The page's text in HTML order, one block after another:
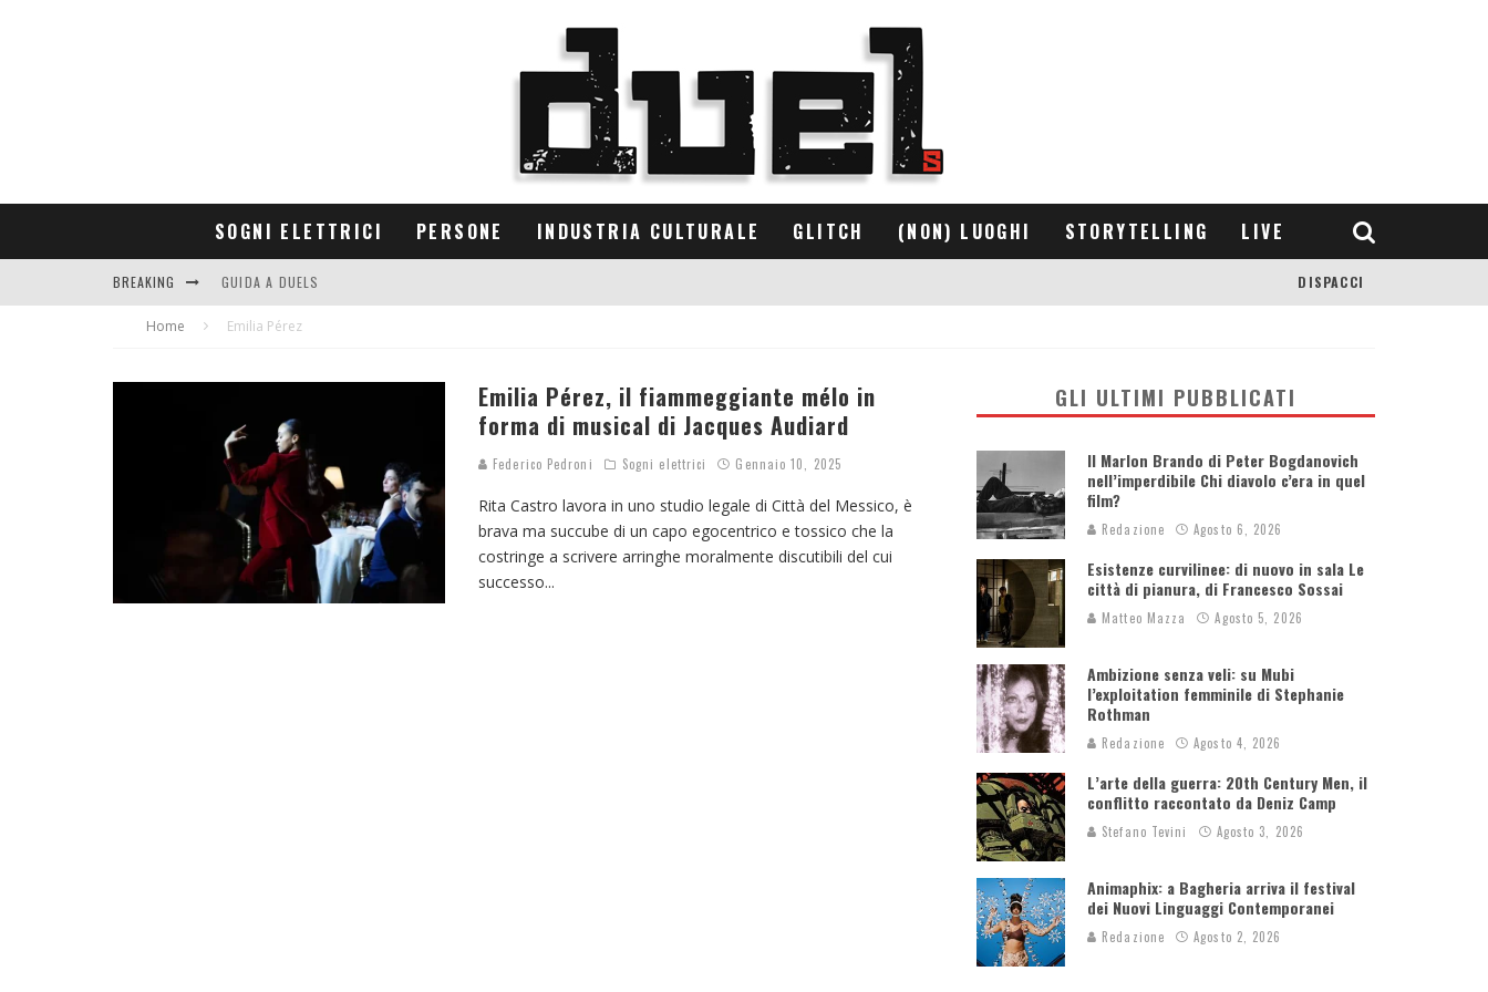
SOGNI ELETTRICI PERSONE INDUSTRIA CULTURALE GLITCH (NON) LUOGHI STORYTELLING LIVE
BREAKING GUIDA A DUELS
CONTRIBUTORS
DISPACCI
Home Emilia Pérez
Emilia Pérez, il fiammeggiante mélo in
forma di musical di Jacques Audiard
Federico Pedroni Sogni elettrici Gennaio 10, 2025
Rita Castro lavora in uno studio legale di Città del Messico, è
brava ma succube di un capo egocentrico e tossico che la
costringe a scrivere arringhe moralmente discutibili del cui
successo...
GLI ULTIMI PUBBLICATI
Il Marlon Brando di Peter Bogdanovich
nell’imperdibile Chi diavolo c’era in quel
film?
Redazione Agosto 6, 2026
Esistenze curvilinee: di nuovo in sala Le
città di pianura, di Francesco Sossai
Matteo Mazza Agosto 5, 2026
Ambizione senza veli: su Mubi
l’exploitation femminile di Stephanie
Rothman
Redazione Agosto 4, 2026
L’arte della guerra: 20th Century Men, il
conflitto raccontato da Deniz Camp
Stefano Tevini Agosto 3, 2026
Animaphix: a Bagheria arriva il festival
dei Nuovi Linguaggi Contemporanei
Redazione Agosto 2, 2026